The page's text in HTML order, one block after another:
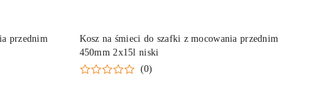
przednim
Kosz na śmieci do szafki z mocowania przednim
450mm 2x15l niski
(0)
PRODUKT NIEDOSTĘPNY